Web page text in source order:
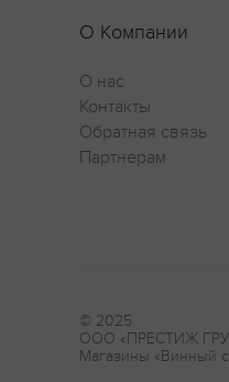
О Компании
О нас
Контакты
Обратная связь
Партнерам
© 2025
ООО «ПРЕСТИЖ
Магазины «Винный